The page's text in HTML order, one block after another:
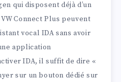
qui disposent déjà d’un
Connect Plus peuvent
vocal IDA sans avoir
application
IDA, il suffit de dire «
sur un bouton dédié sur